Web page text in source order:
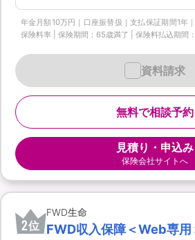
年金月額10万円｜口座振替扱｜支払保証期間1年
保険料率 | 保険期間：65歳満了 | 保険料払込期間
無料で相談予約
資料請求
見積り・申込み
保険会社サイトへ
2位
FWD生命
FWD収入保障＜Web専用